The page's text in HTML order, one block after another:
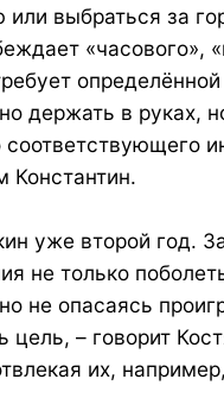
выбраться за
«часового»,
держать в руках,
Константин.
уже второй год.
не только
не опасаясь
цель, – говорит
их,